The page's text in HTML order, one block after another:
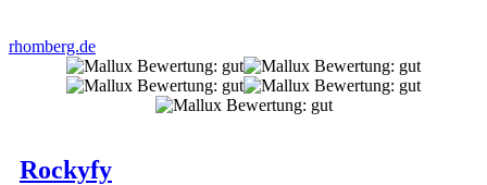
rhomberg.de
Rockyfy